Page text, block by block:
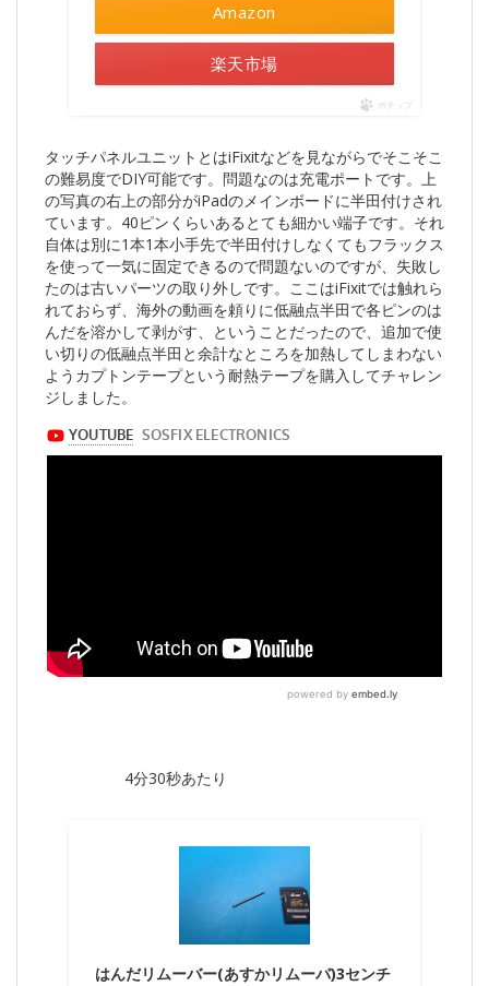
Amazon
楽天市場
ポチップ
タッチパネルユニットとはiFixitなどを見ながらでそこそこ
の難易度でDIY可能です。問題なのは充電ポートです。上
の写真の右上の部分がiPadのメインボードに半田付けされ
ています。40ピンくらいあるとても細かい端子です。それ
自体は別に1本1本小手先で半田付けしなくてもフラックス
を使って一気に固定できるので問題ないのですが、失敗し
たのは古いパーツの取り外しです。ここはiFixitでは触れら
れておらず、海外の動画を頼りに低融点半田で各ピンのは
んだを溶かして剥がす、ということだったので、追加で使
い切りの低融点半田と余計なところを加熱してしまわない
ようカプトンテープという耐熱テープを購入してチャレン
ジしました。
4分30秒あたり
はんだリムーバー(あすかリムーバ)3センチ